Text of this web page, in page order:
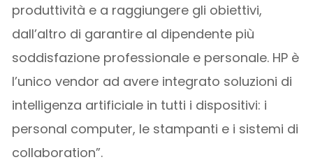
produttività e a raggiungere gli obiettivi,
dall’altro di garantire al dipendente più
soddisfazione professionale e personale. HP è
l’unico vendor ad avere integrato soluzioni di
intelligenza artificiale in tutti i dispositivi: i
personal computer, le stampanti e i sistemi di
collaboration”.